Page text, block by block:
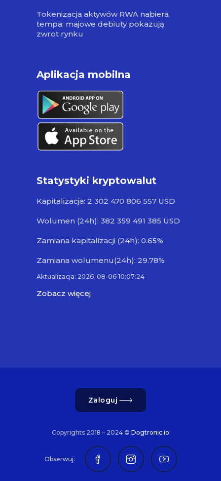
Tokenizacja aktywów RWA nabiera
tempa: majowe debiuty pokazują
zwrot rynku
Aplikacja mobilna
Statystyki kryptowalut
Kapitalizacja: 2 302 470 806 557 USD
Wolumen (24h): 382 359 491 385 USD
Zamiana kapitalizacji (24h): 0.65%
Zamiana wolumenu(24h): 29.78%
Aktualizacja: 2026-08-06 10:07:24
Zobacz więcej
Zaloguj
Copyrights 2018 – 2024 © Dogtronic.io
Obserwuj: